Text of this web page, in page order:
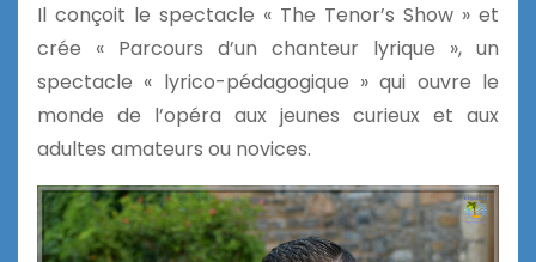
Il conçoit le spectacle « The Tenor’s Show » et
crée « Parcours d’un chanteur lyrique », un
spectacle « lyrico-pédagogique » qui ouvre le
monde de l’opéra aux jeunes curieux et aux
adultes amateurs ou novices.